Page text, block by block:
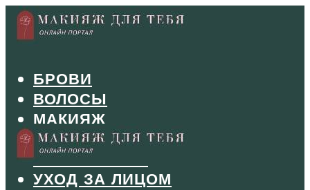
БРОВИ
ВОЛОСЫ
МАКИЯЖ
МАНИКЮР
ТУШЬ И ТЕНИ
УХОД ЗА ЛИЦОМ